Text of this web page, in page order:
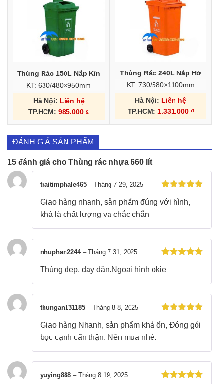
Thùng Rác 150L Nắp Kín
KT: 630/480×950mm
Hà Nội: Liên hệ
TP.HCM: 985.000 ₫
Thùng Rác 240L Nắp Hở
KT: 730/580×1100mm
Hà Nội: Liên hệ
TP.HCM: 1.331.000 ₫
ĐÁNH GIÁ SẢN PHẨM
15 đánh giá cho Thùng rác nhựa 660 lít
hạng55
traitimphale465 – Tháng 7 29, 2025
Giao hàng nhanh, sản phẩm đúng với hình,
khá là chất lượng và chắc chắn
hạng
nhuphan2244 – Tháng 7 31, 2025
Thùng đẹp, dày dặn.Ngoại hình okie
hạng55
thungan131185 – Tháng 8 8, 2025
Giao hàng Nhanh, sản phẩm khá ổn, Đóng gói
bọc cạnh cẩn thận. Nên mua nhé.
yuying888 – Tháng 8 19, 2025